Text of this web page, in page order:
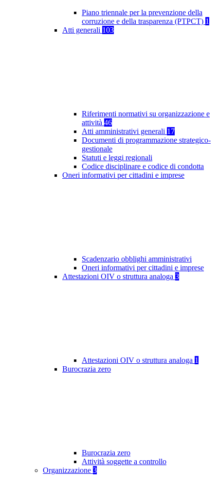
Piano triennale per la prevenzione della
corruzione e della trasparenza (PTPCT) 1
Atti generali 103
Riferimenti normativi su organizzazione e
attività 46
Atti amministrativi generali 17
Documenti di programmazione strategico-
gestionale
Statuti e leggi regionali
Codice disciplinare e codice di condotta
Oneri informativi per cittadini e imprese
Scadenzario obblighi amministrativi
Oneri informativi per cittadini e imprese
Attestazioni OIV o struttura analoga 3
Attestazioni OIV o struttura analoga 1
Burocrazia zero
Burocrazia zero
Attività soggette a controllo
Organizzazione 3